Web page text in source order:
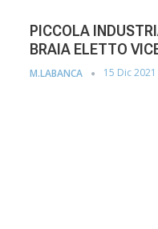
PICCOLA
BRAIA ELETTO
M.LABANCA 15 Dic 2021